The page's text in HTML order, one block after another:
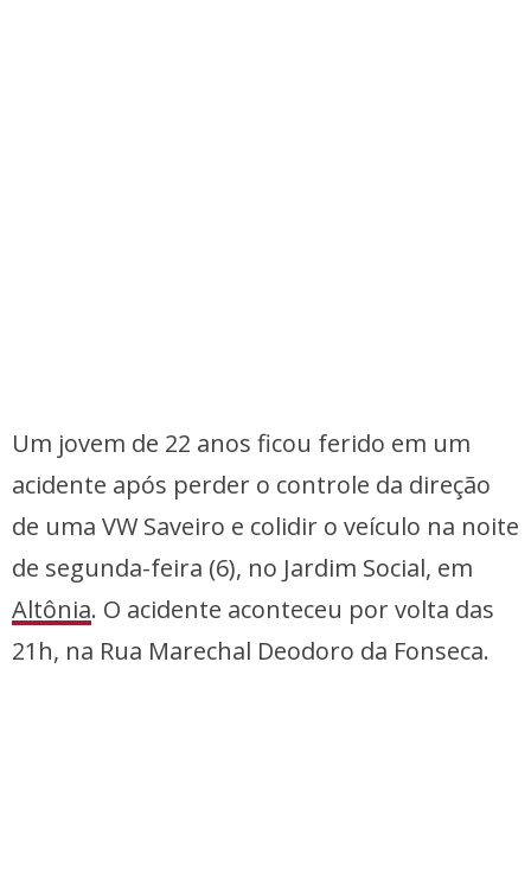
Um jovem de 22 anos ficou ferido em um
acidente após perder o controle da direção
de uma VW Saveiro e colidir o veículo na noite
de segunda-feira (6), no Jardim Social, em
Altônia. O acidente aconteceu por volta das
21h, na Rua Marechal Deodoro da Fonseca.